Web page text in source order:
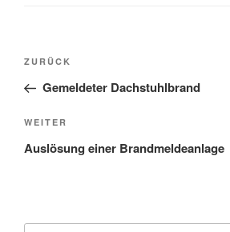
ZURÜCK
Gemeldeter Dachstuhlbrand
WEITER
Auslösung einer Brandmeldeanlage